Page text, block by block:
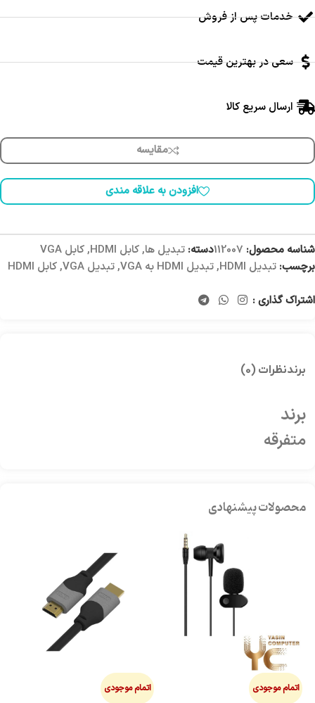
خدمات پس از فروش
سعی در بهترین قیمت
ارسال سریع کالا
مقایسه
افزودن به علاقه مندی
شناسه محصول: 112007دسته: تبدیل ها,کابل HDMI ,کابل VGA
برچسب: تبدیل HDMI ,تبدیل HDMI به VGA ,تبدیل VGA ,کابل HDMI
اشتراک گذاری :
برندنظرات (0)
برند
متفرقه
محصولات پیشنهادی
اتمام موجودی اتمام موجودی